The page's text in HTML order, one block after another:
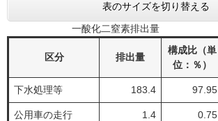
表のサイズを切り替える
一酸化二窒素排出量
区分 排出量
構成比（単
位：％）
下水処理等 183.4 97.95
公用車の走行 1.4 0.75